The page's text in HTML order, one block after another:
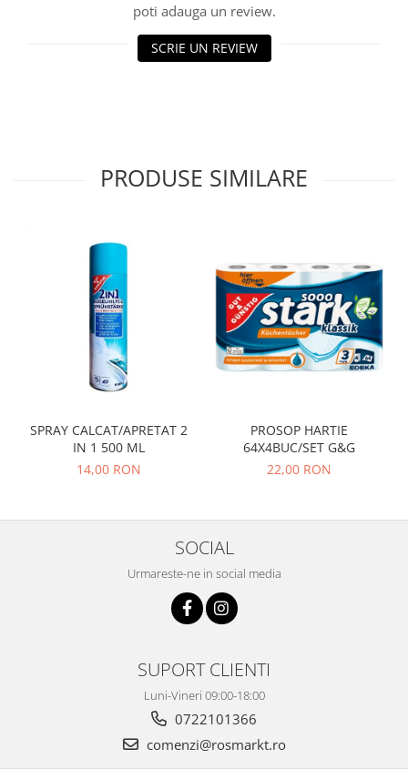
poti adauga un review.
SCRIE UN REVIEW
PRODUSE SIMILARE
SPRAY CALCAT/APRETAT 2
IN 1 500 ML
14,00 RON
PROSOP HARTIE
64X4BUC/SET G&G
22,00 RON
SOCIAL
Urmareste-ne in social media
SUPORT CLIENTI
Luni-Vineri 09:00-18:00
0722101366
comenzi@rosmarkt.ro